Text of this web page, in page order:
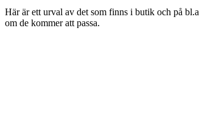
Här är ett urval av det som finns i butik och på
om de kommer att passa.